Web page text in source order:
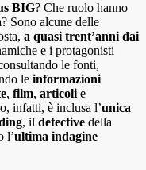
BIG? Che ruolo hanno
? Sono alcune delle
a quasi trent’anni dai
e i protagonisti
le fonti,
le informazioni
, film, articolie
infatti, è inclusa l’unica
, il detective della
l’ultima indagine